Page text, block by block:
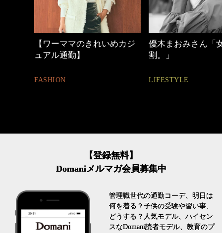
優木まおみさん「女の時間
割。」
LIFESTYLE
働く女性のバッグ
【登録無料】
Domaniメルマガ会員募集中
管理職世代の通勤コーデ、明日は
何を着る？子供の受験や習い事、
どうする？人気モデル、ハイセン
スなDomani読者モデル、教育のプ